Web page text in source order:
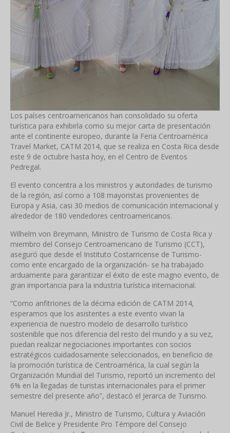
Los países centroamericanos han consolidado su oferta
turística para exhibirla como su mejor carta de presentación
ante el continente europeo, durante la Feria Centroamérica
Travel Market, CATM 2014, que se realiza en Costa Rica desde
este 9 de octubre hasta hoy, en el Centro de Eventos
Pedregal.
El evento concentra a los ministros y autoridades de turismo
de la región, así como a 108 mayoristas provenientes de
Europa y Asia, casi 30 medios de comunicación internacional y
alrededor de 180 vendedores centroamericanos.
Wilhelm von Breymann, Ministro de Turismo de Costa Rica y
miembro del Consejo Centroamericano de Turismo (CCT),
aseguró que desde el Instituto Costarricense de Turismo-
como ente encargado de la organización- se ha trabajado
arduamente para garantizar el éxito de este magno evento, de
gran importancia para la industria turística internacional.
“Como anfitriones de la décima edición de CATM 2014,
esperamos que los asistentes a este evento vivan la
experiencia de nuestro modelo de desarrollo turístico
sostenible que nos diferencia del resto del mundo y a su vez,
puedan realizar negociaciones importantes con socios
estratégicos cuidadosamente seleccionados, en beneficio de
la promoción turística de Centroamérica, la cual según la
Organización Mundial del Turismo, reportó un incremento del
6% en la llegadas de turistas internacionales para el primer
semestre del presente año”, destacó el Jerarca de Turismo.
Manuel Heredia Jr., Ministro de Turismo, Cultura y Aviación
Civil de Belice y Presidente Pro Témpore del Consejo